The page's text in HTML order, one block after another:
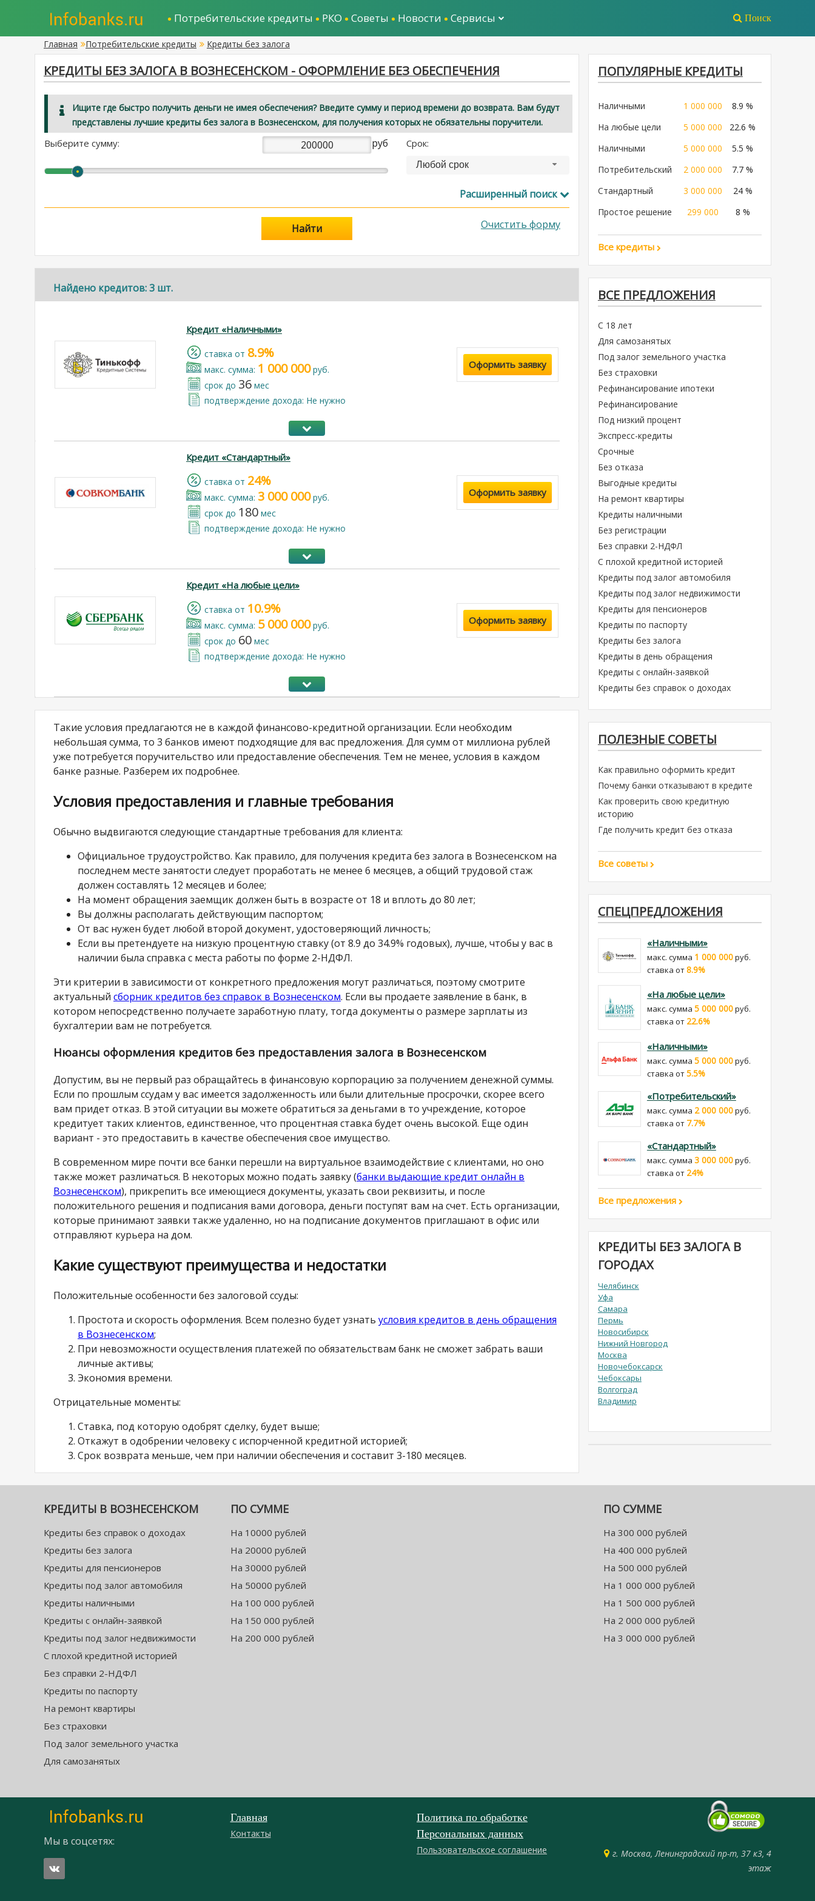
Потребительские кредиты РКО Советы Новости Сервисы Поиск
Главная Потребительские кредиты Кредиты без залога
КРЕДИТЫ БЕЗ ЗАЛОГА В ВОЗНЕСЕНСКОМ - ОФОРМЛЕНИЕ БЕЗ ОБЕСПЕЧЕНИЯ
Ищите где быстро получить деньги не имея обеспечения? Введите сумму и период времени до возврата. Вам будут
представлены лучшие кредиты без залога в Вознесенском, для получения которых не обязательны поручители.
Выберите сумму: руб Срок:
Любой срок
Расширенный поиск
Очистить форму
Найти
Найдено кредитов: 3 шт.
Кредит «Наличными»
cтавка от 8.9%
макс. сумма: 1 000 000руб.
срок до 36 мес
подтверждение дохода: Не нужно
Оформить заявку
Кредит «Стандартный»
cтавка от 24%
макс. сумма: 3 000 000руб.
срок до 180 мес
подтверждение дохода: Не нужно
Оформить заявку
Кредит «На любые цели»
cтавка от 10.9%
макс. сумма: 5 000 000руб.
срок до 60 мес
подтверждение дохода: Не нужно
Оформить заявку
Такие условия предлагаются не в каждой финансово-кредитной организации. Если необходим
небольшая сумма, то 3 банков имеют подходящие для вас предложения. Для сумм от миллиона рублей
уже потребуется поручительство или предоставление обеспечения. Тем не менее, условия в каждом
банке разные. Разберем их подробнее.
Условия предоставления и главные требования
Обычно выдвигаются следующие стандартные требования для клиента:
Официальное трудоустройство. Как правило, для получения кредита без залога в Вознесенском на
последнем месте занятости следует проработать не менее 6 месяцев, а общий трудовой стаж
должен составлять 12 месяцев и более;
На момент обращения заемщик должен быть в возрасте от 18 и вплоть до 80 лет;
Вы должны располагать действующим паспортом;
От вас нужен будет любой второй документ, удостоверяющий личность;
Если вы претендуете на низкую процентную ставку (от 8.9 до 34.9% годовых), лучше, чтобы у вас в
наличии была справка с места работы по форме 2-НДФЛ.
Эти критерии в зависимости от конкретного предложения могут различаться, поэтому смотрите
актуальный сборник кредитов без справок в Вознесенском. Если вы продаете заявление в банк, в
котором непосредственно получаете заработную плату, тогда документы о размере зарплаты из
бухгалтерии вам не потребуется.
Нюансы оформления кредитов без предоставления залога в Вознесенском
Допустим, вы не первый раз обращайтесь в финансовую корпорацию за получением денежной суммы.
Если по прошлым ссудам у вас имеется задолженность или были длительные просрочки, скорее всего
вам придет отказ. В этой ситуации вы можете обратиться за деньгами в то учреждение, которое
кредитует таких клиентов, единственное, что процентная ставка будет очень высокой. Еще один
вариант - это предоставить в качестве обеспечения свое имущество.
В современном мире почти все банки перешли на виртуальное взаимодействие с клиентами, но оно
также может различаться. В некоторых можно подать заявку (банки выдающие кредит онлайн в
Вознесенском), прикрепить все имеющиеся документы, указать свои реквизиты, и после
положительного решения и подписания вами договора, деньги поступят вам на счет. Есть организации,
которые принимают заявки также удаленно, но на подписание документов приглашают в офис или
отправляют курьера на дом.
Какие существуют преимущества и недостатки
Положительные особенности без залоговой ссуды:
Простота и скорость оформления. Всем полезно будет узнать условия кредитов в день обращения
в Вознесенском;
При невозможности осуществления платежей по обязательствам банк не сможет забрать ваши
личные активы;
Экономия времени.
Отрицательные моменты:
Ставка, под которую одобрят сделку, будет выше;
Откажут в одобрении человеку с испорченной кредитной историей;
Срок возврата меньше, чем при наличии обеспечения и составит 3-180 месяцев.
ПОПУЛЯРНЫЕ КРЕДИТЫ
Наличными 1 000 000
8.9 %
На любые цели
5 000 000
22.6 %
Наличными
5 000 000
5.5 %
Потребительский
2 000 000
7.7 %
Стандартный
3 000 000
24 %
Простое решение
299 000 8 %
Все кредиты
ВСЕ ПРЕДЛОЖЕНИЯ
С 18 лет
Для самозанятых
Под залог земельного участка
Без страховки
Рефинансирование ипотеки
Рефинансирование
Под низкий процент
Экспресс-кредиты
Срочные
Без отказа
Выгодные кредиты
На ремонт квартиры
Кредиты наличными
Без регистрации
Без справки 2-НДФЛ
С плохой кредитной историей
Кредиты под залог автомобиля
Кредиты под залог недвижимости
Кредиты для пенсионеров
Кредиты по паспорту
Кредиты без залога
Кредиты в день обращения
Кредиты с онлайн-заявкой
Кредиты без справок о доходах
ПОЛЕЗНЫЕ СОВЕТЫ
Как правильно оформить кредит
Почему банки отказывают в кредите
Как проверить свою кредитную
историю
Где получить кредит без отказа
Все советы
СПЕЦПРЕДЛОЖЕНИЯ
«Наличными»
макс. сумма 1 000 000руб.
cтавка от8.9%
«На любые цели»
макс. сумма 5 000 000руб.
cтавка от 22.6%
«Наличными»
макс. сумма 5 000 000руб.
cтавка от5.5%
«Потребительский»
макс. сумма 2 000 000руб.
cтавка от 7.7%
«Стандартный»
макс. сумма 3 000 000руб.
cтавка от 24%
Все предложения
КРЕДИТЫ БЕЗ ЗАЛОГА В
ГОРОДАХ
Челябинск
Уфа
Самара
Пермь
Новосибирск
Нижний Новгород
Москва
Новочебоксарск
Чебоксары
Волгоград
Владимир
КРЕДИТЫ В ВОЗНЕСЕНСКОМ
Кредиты без справок о доходах
Кредиты без залога
Кредиты для пенсионеров
Кредиты под залог автомобиля
Кредиты наличными
Кредиты с онлайн-заявкой
Кредиты под залог недвижимости
С плохой кредитной историей
Без справки 2-НДФЛ
Кредиты по паспорту
На ремонт квартиры
Без страховки
Под залог земельного участка
Для самозанятых
ПО СУММЕ
На 10000 рублей
На 20000 рублей
На 30000 рублей
На 50000 рублей
На 100 000 рублей
На 150 000 рублей
На 200 000 рублей
ПО СУММЕ
На 300 000 рублей
На 400 000 рублей
На 500 000 рублей
На 1 000 000 рублей
На 1 500 000 рублей
На 2 000 000 рублей
На 3 000 000 рублей
Мы в соцсетях:
Главная
Контакты
Политика по обработке
Персональных данных
Пользовательское соглашение
г. Москва, Ленинградский пр-т, 37 к3, 4
этаж